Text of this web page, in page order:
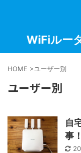
WiFiルー
HOME >ユーザー別
ユーザー別
自
事